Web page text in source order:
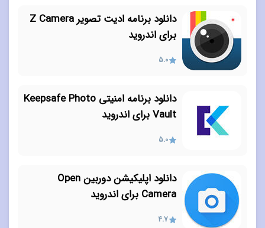
دانلود برنامه ادیت تصویر Z Camera
برای اندروید
5.0
دانلود برنامه امنیتی Keepsafe Photo
Vault برای اندروید
5.0
دانلود اپلیکیشن دوربین Open
Camera برای اندروید
4.7